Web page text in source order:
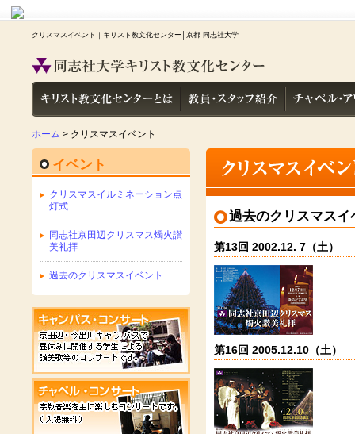
クリスマスイベント｜キリスト教文化センター│京都 同志社大学
ホーム > クリスマスイベント
過去のクリスマスイ
第13回 2002.12. 7（土）
第16回 2005.12.10（土）
イベント
クリスマスイルミネーション点
灯式
同志社京田辺クリスマス燭火讃
美礼拝
過去のクリスマスイベント